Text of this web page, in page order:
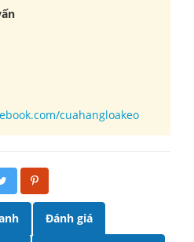
cuahangloakeo
Đánh giá